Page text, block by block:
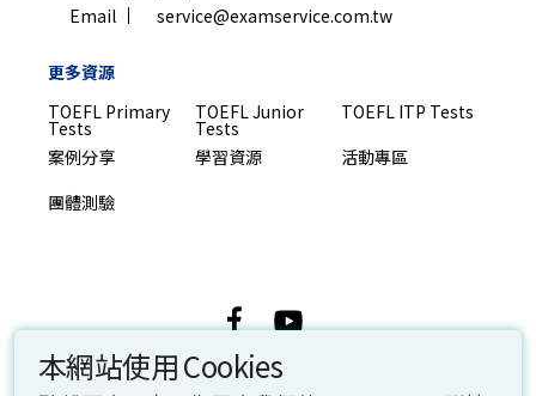
Email
service@examservice.com.tw
更多資源
TOEFL Primary
Tests
TOEFL Junior
Tests
TOEFL ITP Tests
案例分享
學習資源
活動專區
團體測驗
© 2026 忠欣股份有限公司. All rights reserved.
本網站使用 Cookies